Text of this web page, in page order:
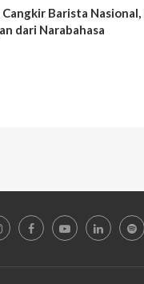
Barista
dari Narabahasa